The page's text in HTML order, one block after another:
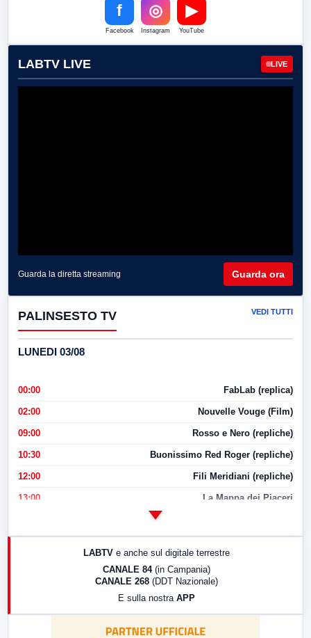
f
Facebook
◎
Instagram
▶
YouTube
LABTV LIVE LIVE
Guarda la diretta streaming Guarda ora
PALINSESTO TV VEDI TUTTI
LUNEDI 03/08
00:00 FabLab (replica)
02:00 Nouvelle Vouge (Film)
09:00 Rosso e Nero (repliche)
10:30 Buonissimo Red Roger (repliche)
12:00 Fili Meridiani (repliche)
13:00 La Mappa dei Piaceri
LABTV e anche sul digitale terrestre
CANALE 84 (in Campania)
CANALE 268 (DDT Nazionale)
E sulla nostra APP